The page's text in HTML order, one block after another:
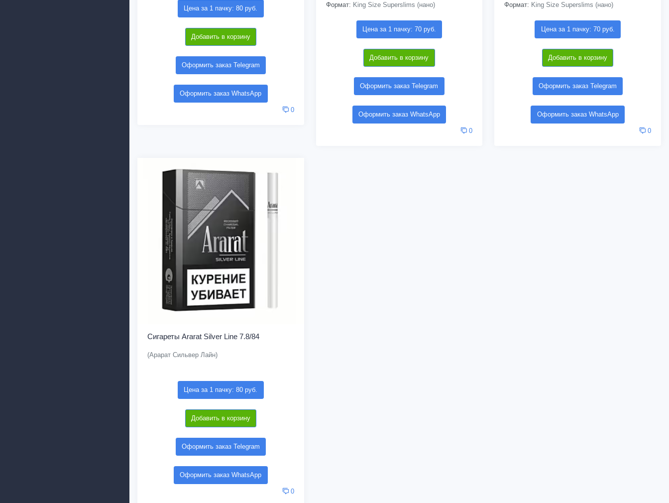
Цена за 1 пачку: 80 руб.
Добавить в корзину
Оформить заказ Telegram
Оформить заказ WhatsApp
0
Формат: King Size Superslims (нано)
Цена за 1 пачку: 70 руб.
Добавить в корзину
Оформить заказ Telegram
Оформить заказ WhatsApp
0
Формат: King Size Superslims (нано)
Цена за 1 пачку: 70 руб.
Добавить в корзину
Оформить заказ Telegram
Оформить заказ WhatsApp
0
Сигареты Ararat Silver Line 7.8/84
(Арарат Сильвер Лайн)
Цена за 1 пачку: 80 руб.
Добавить в корзину
Оформить заказ Telegram
Оформить заказ WhatsApp
0